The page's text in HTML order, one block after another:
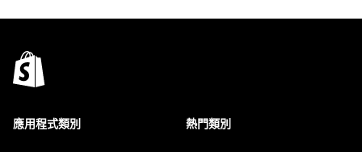
應用程式類別 熱門類別